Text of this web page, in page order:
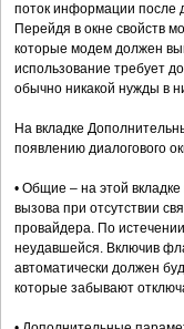
поток информации после
Перейдя в окне свойств
которые модем должен
использование требует
обычно никакой нужды в
На вкладке
появлению диалогового
• Общие – на этой
вызова при отсутствии
провайдера. По
неудавшейся. Включив
автоматически должен
которые забывают